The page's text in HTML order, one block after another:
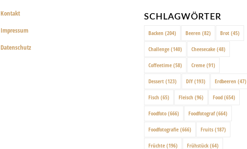
Kontakt
Impressum
Datenschutz
SCHLAGWÖRTER
Backen (204) Beeren (82) Brot (45)
Challenge (140) Cheesecake (48)
Coffeetime (58) Creme (91)
Dessert (123) DIY (193) Erdbeeren (47)
Fisch (65) Fleisch (96) Food (654)
Foodfoto (666) Foodfotograf(664)
Foodfotografie (666) Fruits (187)
Früchte (196) Frühstück (64)